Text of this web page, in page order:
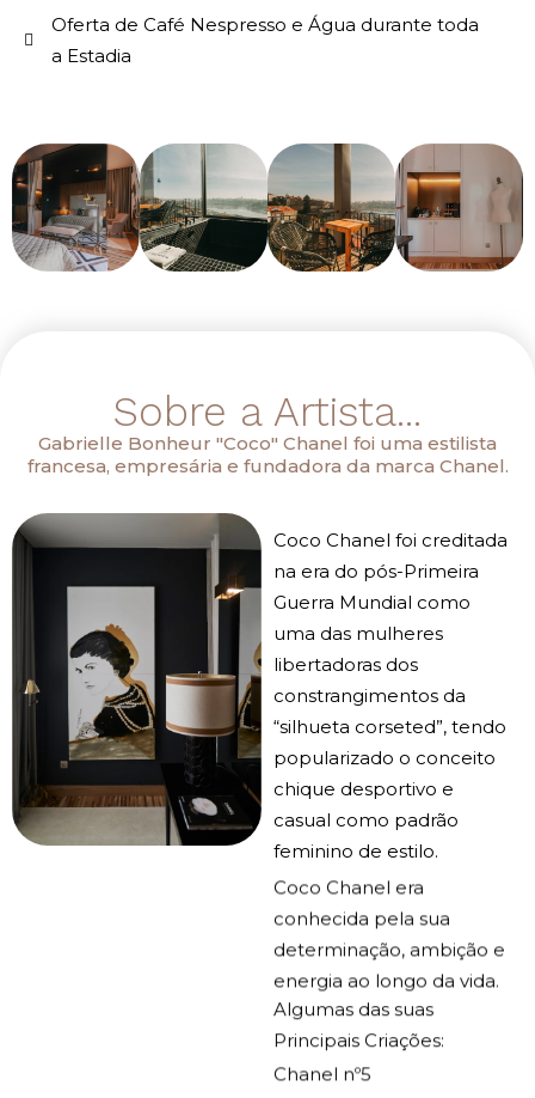
Oferta de Café Nespresso e Água durante toda
a Estadia
Sobre a Artista...
Gabrielle Bonheur "Coco" Chanel foi uma estilista
francesa, empresária e fundadora da marca Chanel.
Coco Chanel foi creditada
na era do pós-Primeira
Guerra Mundial como
uma das mulheres
libertadoras dos
constrangimentos da
“silhueta corseted”, tendo
popularizado o conceito
chique desportivo e
casual como padrão
feminino de estilo.
Coco Chanel era
conhecida pela sua
determinação, ambição e
energia ao longo da vida.
Algumas das suas
Principais Criações:
Chanel nº5